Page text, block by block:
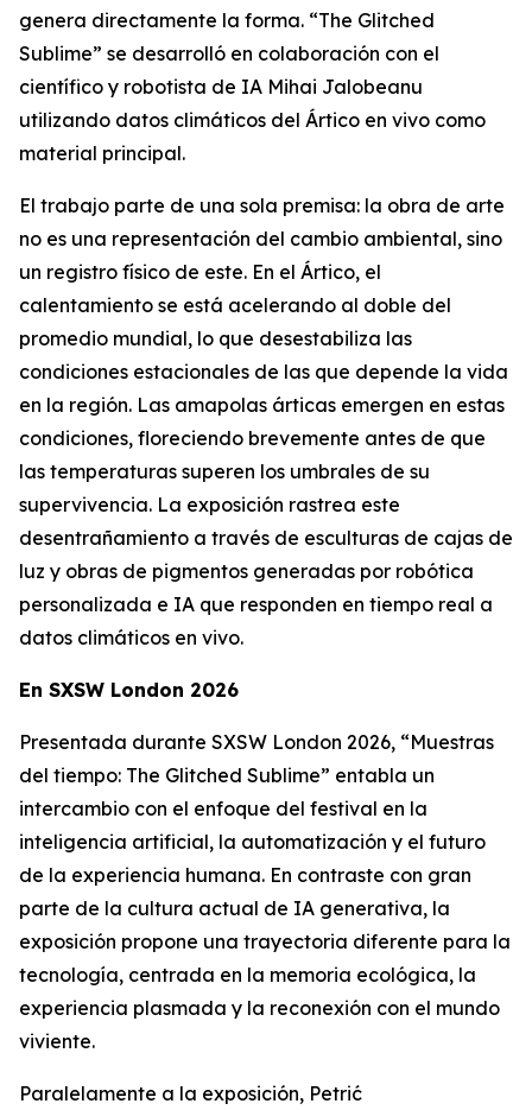
genera directamente la forma. “The Glitched
Sublime” se desarrolló en colaboración con el
científico y robotista de IA Mihai Jalobeanu
utilizando datos climáticos del Ártico en vivo como
material principal.
El trabajo parte de una sola premisa: la obra de arte
no es una representación del cambio ambiental, sino
un registro físico de este. En el Ártico, el
calentamiento se está acelerando al doble del
promedio mundial, lo que desestabiliza las
condiciones estacionales de las que depende la vida
en la región. Las amapolas árticas emergen en estas
condiciones, floreciendo brevemente antes de que
las temperaturas superen los umbrales de su
supervivencia. La exposición rastrea este
desentrañamiento a través de esculturas de cajas de
luz y obras de pigmentos generadas por robótica
personalizada e IA que responden en tiempo real a
datos climáticos en vivo.
En SXSW London 2026
Presentada durante SXSW London 2026, “Muestras
del tiempo: The Glitched Sublime” entabla un
intercambio con el enfoque del festival en la
inteligencia artificial, la automatización y el futuro
de la experiencia humana. En contraste con gran
parte de la cultura actual de IA generativa, la
exposición propone una trayectoria diferente para la
tecnología, centrada en la memoria ecológica, la
experiencia plasmada y la reconexión con el mundo
viviente.
Paralelamente a la exposición, Petrić